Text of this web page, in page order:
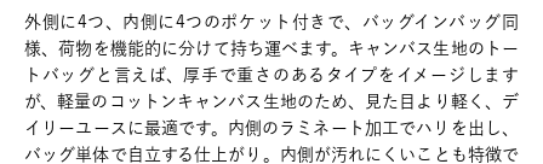
外側に4つ、内側に4つのポケット付きで、バッグインバッグ同
様、荷物を機能的に分けて持ち運べます。キャンバス生地のトー
トバッグと言えば、厚手で重さのあるタイプをイメージします
が、軽量のコットンキャンバス生地のため、見た目より軽く、デ
イリーユースに最適です。内側のラミネート加工でハリを出し、
バッグ単体で自立する仕上がり。内側が汚れにくいことも特徴で